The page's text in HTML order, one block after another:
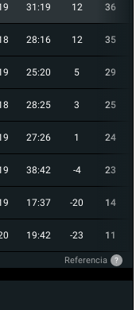
31:19 12 36
28:16 12 35
25:20 5 29
28:25 3 25
27:26 1 24
38:42 -4 23
17:37 -20 14
19:42 -23 11
Referencia ?